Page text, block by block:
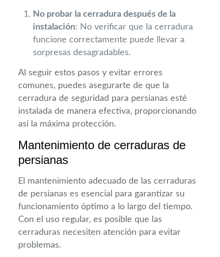
No probar la cerradura después de la
instalación: No verificar que la cerradura
funcione correctamente puede llevar a
sorpresas desagradables.
Al seguir estos pasos y evitar errores
comunes, puedes asegurarte de que la
cerradura de seguridad para persianas esté
instalada de manera efectiva, proporcionando
así la máxima protección.
Mantenimiento de cerraduras de
persianas
El mantenimiento adecuado de las cerraduras
de persianas es esencial para garantizar su
funcionamiento óptimo a lo largo del tiempo.
Con el uso regular, es posible que las
cerraduras necesiten atención para evitar
problemas.